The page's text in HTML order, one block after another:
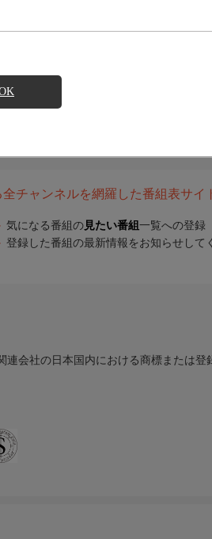
チャンネルを網羅した番組表サイ
気になる番組の 見たい番組 一覧への登録
登録した番組の最新情報をお知らせして
会社の日本国内における商標または登